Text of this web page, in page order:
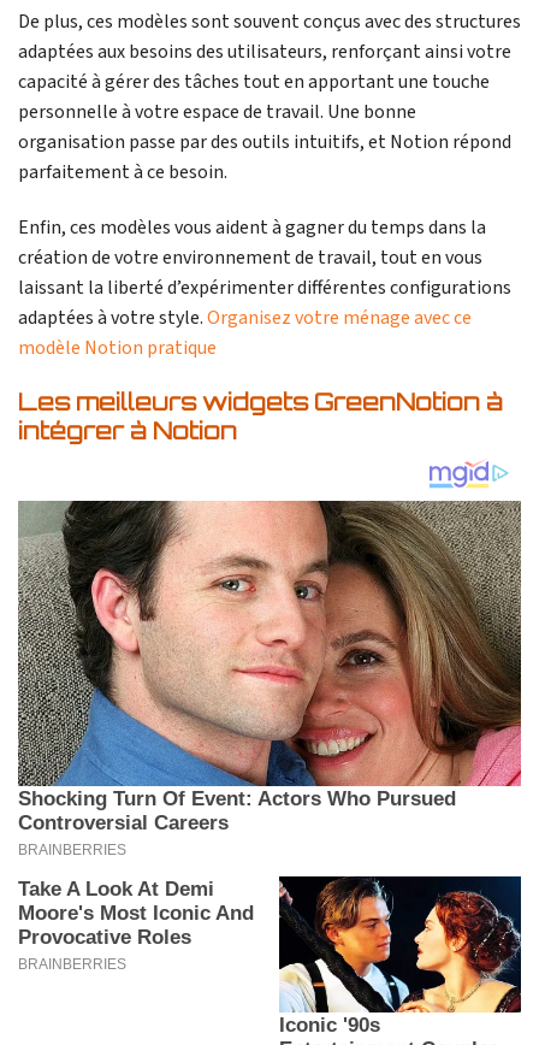
De plus, ces modèles sont souvent conçus avec des structures
adaptées aux besoins des utilisateurs, renforçant ainsi votre
capacité à gérer des tâches tout en apportant une touche
personnelle à votre espace de travail. Une bonne
organisation passe par des outils intuitifs, et Notion répond
parfaitement à ce besoin.
Enfin, ces modèles vous aident à gagner du temps dans la
création de votre environnement de travail, tout en vous
laissant la liberté d’expérimenter différentes configurations
adaptées à votre style.Organisez votre ménage avec ce
modèle Notion pratique
Les meilleurs widgets GreenNotion à
intégrer à Notion